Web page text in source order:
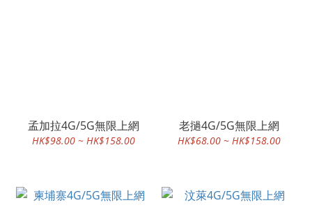
孟加拉4G/5G無限上網
HK$98.00 ~ HK$158.00
老撾4G/5G無限上網
HK$68.00 ~ HK$158.00